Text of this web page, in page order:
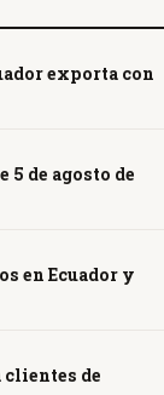
exporta con
5 de agosto de
en Ecuador y
clientes de